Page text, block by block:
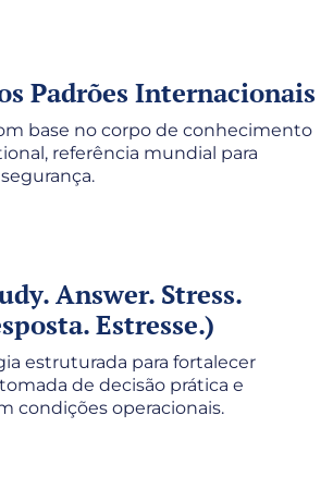
Padrões Internacionais
base no corpo de conhecimento
referência mundial para
Answer. Stress.
Estresse.)
estruturada para fortalecer
de decisão prática e
condições operacionais.